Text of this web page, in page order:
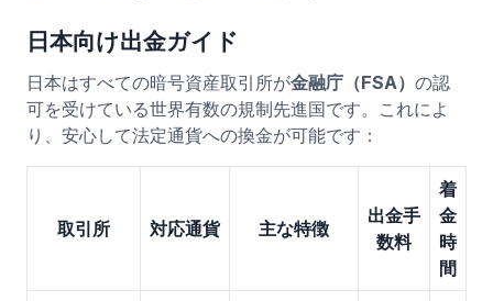
日本向け出金ガイド
日本はすべての暗号資産取引所が金融庁（FSA） の認
可を受けている世界有数の規制先進国です。これによ
り、安心して法定通貨への換金が可能です：
取引所 対応通貨 主な特徴
出金手
数料
着
金
時
間